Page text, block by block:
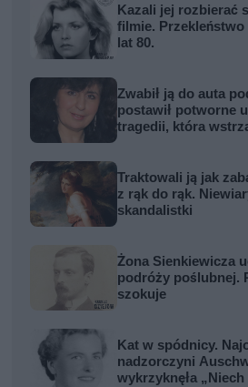
Kazali jej rozbierać
filmie.
lat 80.
Zwabił ją do auta
postawił potworne
tragedii, która
Traktowali ją jak
z rąk do rąk.
skandalistki
Żona Sienkiewicza
podróży poślubnej.
szokuje
Kat w spódnicy.
nadzorczyni
wykrzyknęła